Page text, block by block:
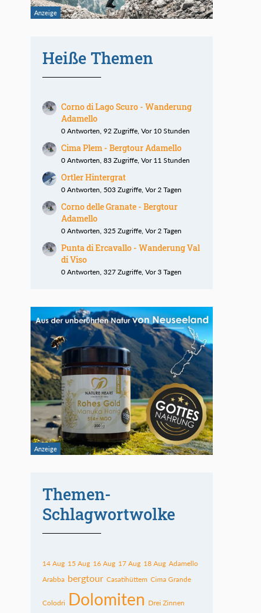
Heiße Themen
Corno di Lago Scuro - Wanderung
Adamello
0 Antworten, 92 Zugriffe, Vor 10 Stunden
Cima Plem - Bergtour Adamello
0 Antworten, 83 Zugriffe, Vor 11 Stunden
Ortler Hintergrat
0 Antworten, 503 Zugriffe, Vor 2 Tagen
Corno delle Granate - Bergtour
Adamello
0 Antworten, 325 Zugriffe, Vor 2 Tagen
Punta di Ercavallo - Wanderung Val
di Viso
0 Antworten, 327 Zugriffe, Vor 3 Tagen
Themen-
Schlagwortwolke
14 Aug 15 Aug 16 Aug 17 Aug 18 Aug Adamello
Arabba bergtour Casatihüttem Cima Grande
Colodri Dolomiten Drei Zinnen